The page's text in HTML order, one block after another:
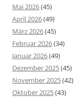
Mai 2026(45)
April 2026(49)
März 2026(45)
Februar 2026(34)
Januar 2026(49)
Dezember 2025(45)
November 2025(42)
Oktober 2025(43)